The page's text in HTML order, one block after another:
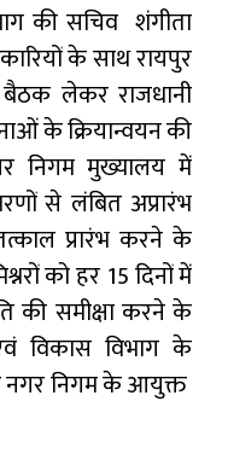
की सचिव शंगीता
के साथ रायपुर
लेकर राजधानी
के क्रियान्वयन की
निगम मुख्यालय में
से लंबित अप्रारंभ
प्रारंभ करने के
को हर 15 दिनों में
की समीक्षा करने के
विकास विभाग के
निगम के आयुक्त